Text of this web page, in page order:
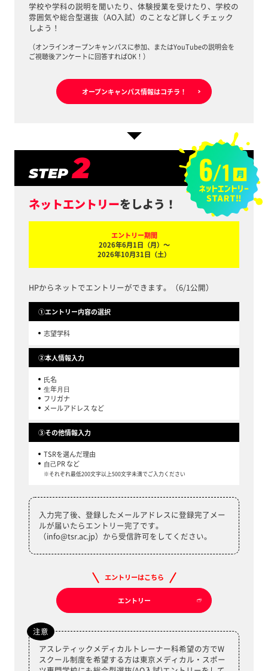
学校や学科の説明を聞いたり、体験授業を受けたり、学校の
雰囲気や総合型選抜（AO入試）のことなど詳しくチェック
しよう！
（オンラインオープンキャンパスに参加、またはYouTubeの説明会を
ご視聴後アンケートに回答すればOK！）
オープンキャンパス情報はコチラ！
STEP2
ネットエントリーをしよう！
エントリー期間
2026年6月1日（月）～
2026年10月31日（土）
HPからネットでエントリーができます。（6/1公開）
①エントリー内容の選択
志望学科
②本⼈情報⼊⼒
⽒名
⽣年⽉⽇
フリガナ
メールアドレス など
③その他情報⼊⼒
TSRを選んだ理由
⾃⼰PR など
※それぞれ最低200文字以上500文字未満でご入力ください
入力完了後、登録したメールアドレスに登録完了メー
ルが届いたらエントリー完了です。
（info@tsr.ac.jp）から受信許可をしてください。
エントリーはこちら
エントリー
注意
アスレティックメディカルトレーナー科希望の方でW
スクール制度を希望する方は東京メディカル・スポー